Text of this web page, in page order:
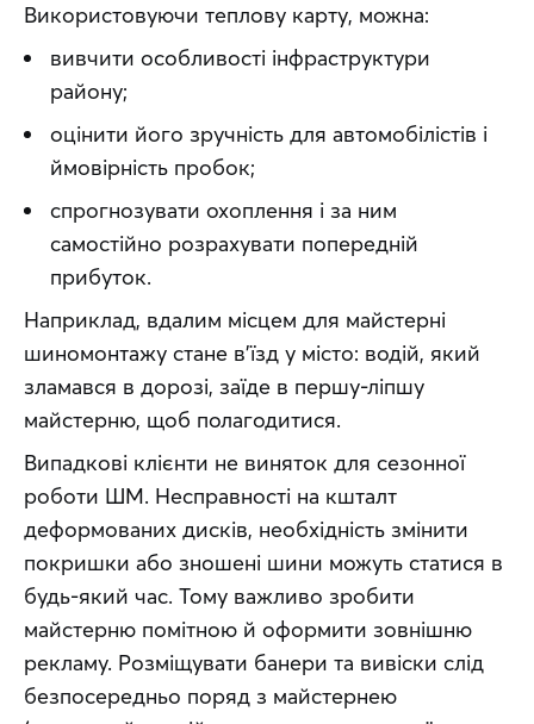
Використовуючи теплову карту, можна:
вивчити особливості інфраструктури
району;
оцінити його зручність для автомобілістів і
ймовірність пробок;
спрогнозувати охоплення і за ним
самостійно розрахувати попередній
прибуток.
Наприклад, вдалим місцем для майстерні
шиномонтажу стане в’їзд у місто: водій, який
зламався в дорозі, заїде в першу-ліпшу
майстерню, щоб полагодитися.
Випадкові клієнти не виняток для сезонної
роботи ШМ. Несправності на кшталт
деформованих дисків, необхідність змінити
покришки або зношені шини можуть статися в
будь-який час. Тому важливо зробити
майстерню помітною й оформити зовнішню
рекламу. Розміщувати банери та вивіски слід
безпосередньо поряд з майстернею